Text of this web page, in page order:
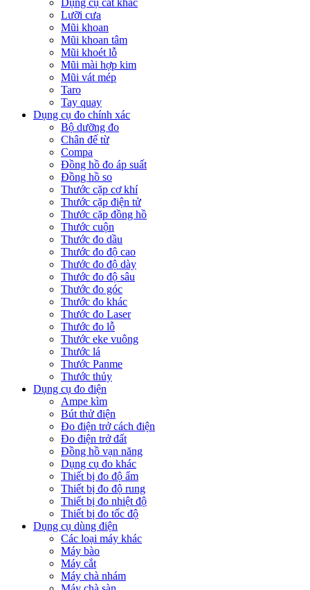
Dụng cụ cắt khác
Lưỡi cưa
Mũi khoan
Mũi khoan tâm
Mũi khoét lỗ
Mũi mài hợp kim
Mũi vát mép
Taro
Tay quay
Dụng cụ đo chính xác
Bộ dưỡng đo
Chân đế từ
Compa
Đồng hồ đo áp suất
Đồng hồ so
Thước cặp cơ khí
Thước cặp điện tử
Thước cặp đồng hồ
Thước cuộn
Thước đo dầu
Thước đo độ cao
Thước đo độ dày
Thước đo độ sâu
Thước đo góc
Thước đo khác
Thước đo Laser
Thước đo lỗ
Thước eke vuông
Thước lá
Thước Panme
Thước thủy
Dụng cụ đo điện
Ampe kìm
Bút thử điện
Đo điện trở cách điện
Đo điện trở đất
Đồng hồ vạn năng
Dụng cụ đo khác
Thiết bị đo độ ẩm
Thiết bị đo độ rung
Thiết bị đo nhiệt độ
Thiết bị đo tốc độ
Dụng cụ dùng điện
Các loại máy khác
Máy bào
Máy cắt
Máy chà nhám